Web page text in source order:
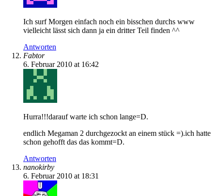
Ich surf Morgen einfach noch ein bisschen durchs www
vielleicht lässt sich dann ja ein dritter Teil finden ^^
Antworten
Fabtor
6. Februar 2010 at 16:42
Hurra!!!darauf warte ich schon lange=D.
endlich Megaman 2 durchgezockt an einem stück =).ich hatte
schon gehofft das das kommt=D.
Antworten
nanokirby
6. Februar 2010 at 18:31